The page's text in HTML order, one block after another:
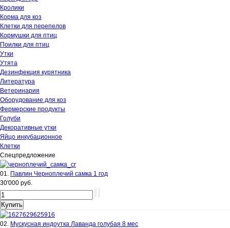
Кролики
Корма для коз
Клетки для перепелов
Кормушки для птиц
Поилки для птиц
Утки
Утята
Дезинфекция курятника
Литература
Ветеринария
Оборудование для коз
Фермерские продукты
Голуби
Декоративные утки
Яйцо инкубационное
Клетки
Спецпредложение
01. Павлин Черноплечий самка 1 год
30'000 руб.
02. Мускусная индоутка Лаванда голубая 8 мес